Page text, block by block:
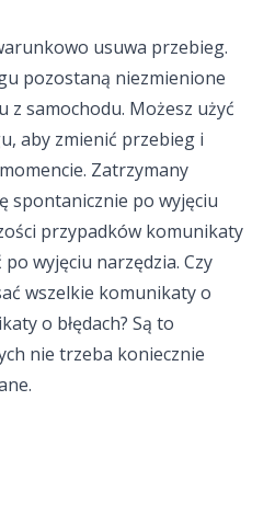
usuwa przebieg.
pozostaną niezmienione
z samochodu. Możesz użyć
aby zmienić przebieg i
Zatrzymany
spontanicznie po wyjęciu
przypadków komunikaty
wyjęciu narzędzia. Czy
wszelkie komunikaty o
o błędach? Są to
nie trzeba koniecznie